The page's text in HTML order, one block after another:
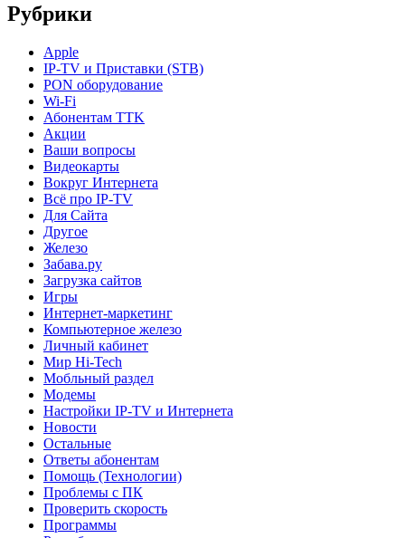
Рубрики
Apple
IP-TV и Приставки (STB)
PON оборудование
Wi-Fi
Абонентам TTK
Акции
Ваши вопросы
Видеокарты
Вокруг Интернета
Всё про IP-TV
Для Сайта
Другое
Железо
Забава.ру
Загрузка сайтов
Игры
Интернет-маркетинг
Компьютерное железо
Личный кабинет
Мир Hi-Tech
Мобльный раздел
Модемы
Настройки IP-TV и Интернета
Новости
Остальные
Ответы абонентам
Помощь (Технологии)
Проблемы с ПК
Проверить скорость
Программы